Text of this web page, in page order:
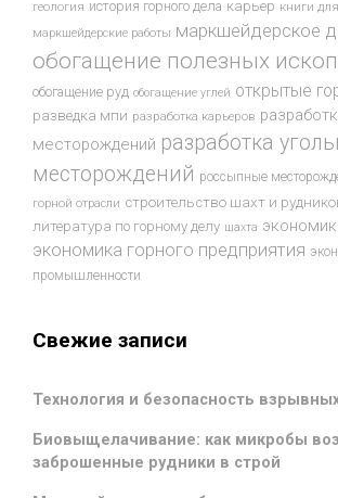
геология история горного дела карьер книги
маркшейдерские работы маркшейдерское
обогащение полезных
обогащение руд обогащение углей открытые
разведка мпи разработка карьеров
месторождений разработка
месторождений россыпные
горной отрасли строительство шахт и
литература по горному делу шахта
экономика горного предприятия
промышленности
Свежие записи
Технология и безопасность
Биовыщелачивание: как микробы
заброшенные рудники в строй